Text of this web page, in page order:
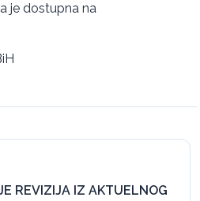
je dostupna na
REVIZIJA IZ AKTUELNOG